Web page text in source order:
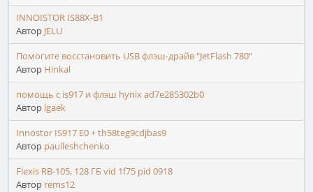
INNOISTOR IS88X-B1
Автор JELU
Помогите восстановить USB флэш-драйв "JetFlash 780"
Автор Hinkal
помощь с is917 и флэш hynix ad7e285302b0
Автор lgaek
Innostor IS917 E0 + th58teg9cdjbas9
Автор paulleshchenko
Flexis RB-105, 128 ГБ vid 1f75 pid 0918
Автор rems12